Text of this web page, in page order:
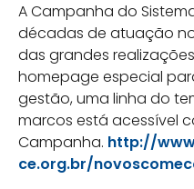
A Campanha do
décadas de atuação
das grandes
homepage especial
gestão, uma linha do
marcos está acessível
Campanha. http://
ce.org.br/